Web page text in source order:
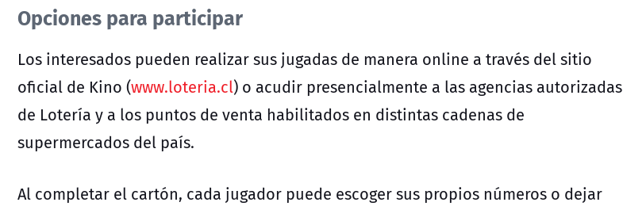
Opciones para participar
Los interesados pueden realizar sus jugadas de manera online a través del sitio
oficial de Kino (www.loteria.cl) o acudir presencialmente a las agencias autorizadas
de Lotería y a los puntos de venta habilitados en distintas cadenas de
supermercados del país.
Al completar el cartón, cada jugador puede escoger sus propios números o dejar